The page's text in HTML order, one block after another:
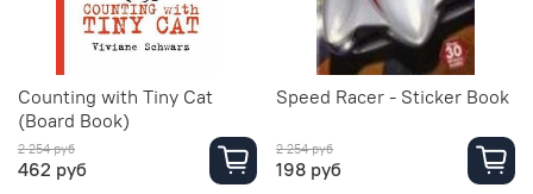
Counting with Tiny Cat
(Board Book)
2 254 руб
462 руб
Speed Racer - Sticker Book
2 254 руб
198 руб